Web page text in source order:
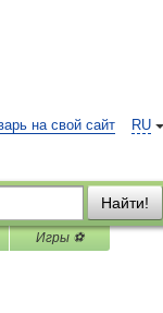
RU
на свой сайт
Найти!
Игры ⚽